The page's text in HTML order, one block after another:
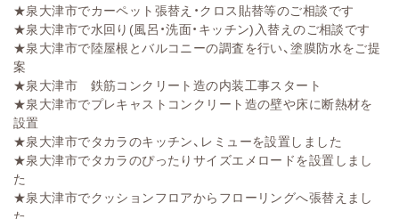
★泉大津市でカーペット張替え・クロス貼替等のご相談です
★泉大津市で水回り(風呂・洗面・キッチン)入替えのご相談です
★泉大津市で陸屋根とバルコニーの調査を行い、塗膜防水をご提
案
★泉大津市 鉄筋コンクリート造の内装工事スタート
★泉大津市でプレキャストコンクリート造の壁や床に断熱材を
設置
★泉大津市でタカラのキッチン、レミューを設置しました
★泉大津市でタカラのぴったりサイズエメロードを設置しまし
た
★泉大津市でクッションフロアからフローリングへ張替えまし
た